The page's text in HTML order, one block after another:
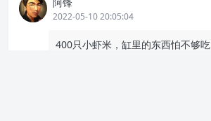
2022-05-10 20:05:04
400只小虾米，缸里的东西怕不够吃